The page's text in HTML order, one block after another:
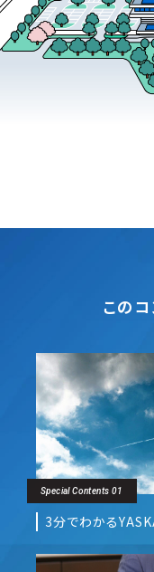
この
Special Contents 01
3分でわかる